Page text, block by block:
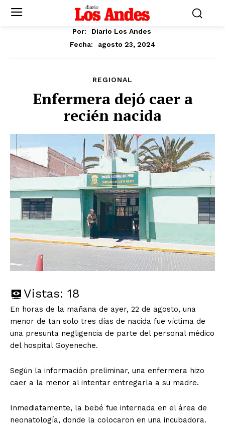
Por:
Diario Los Andes
Fecha:
agosto 23, 2024
REGIONAL
Enfermera dejó caer a
recién nacida
Vistas: 18
En horas de la mañana de ayer, 22 de agosto, una
menor de tan solo tres días de nacida fue víctima de
una presunta negligencia de parte del personal médico
del hospital Goyeneche.
Según la información preliminar, una enfermera hizo
caer a la menor al intentar entregarla a su madre.
Inmediatamente, la bebé fue internada en el área de
neonatología, donde la colocaron en una incubadora.